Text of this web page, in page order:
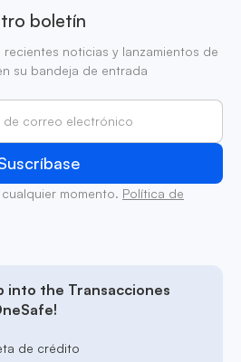
boletín
recientes noticias y lanzamientos de
su bandeja de entrada
momento. Política de
into the Transacciones
de crédito